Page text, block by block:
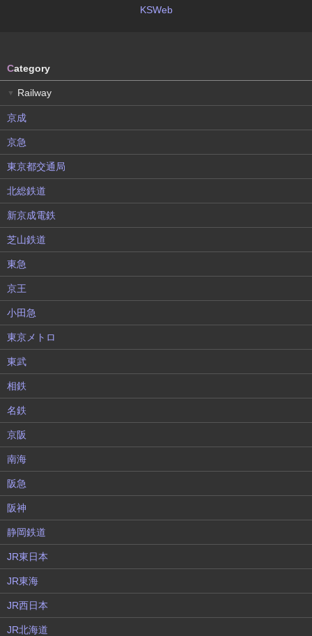
KSWeb
Category
▼ Railway
京成
京急
東京都交通局
北総鉄道
新京成電鉄
芝山鉄道
東急
京王
小田急
東京メトロ
東武
相鉄
名鉄
京阪
南海
阪急
阪神
静岡鉄道
JR東日本
JR東海
JR西日本
JR北海道